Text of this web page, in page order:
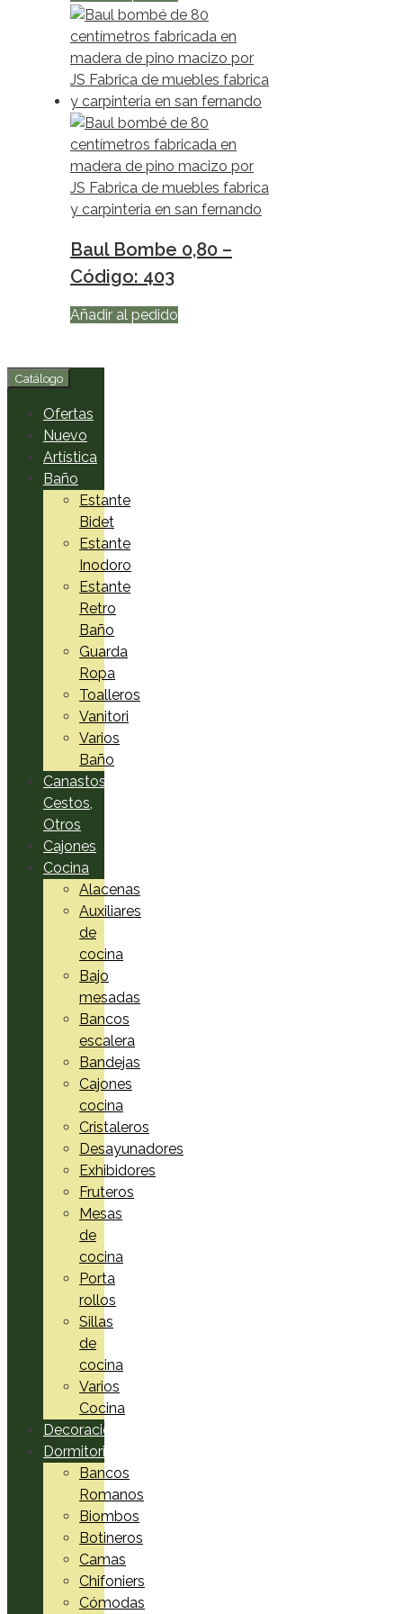
Baul Bombe 0,80 –
Código: 403
Añadir al pedido
Catálogo
Ofertas
Nuevo
Artística
Baño
Estante
Bidet
Estante
Inodoro
Estante
Retro
Baño
Guarda
Ropa
Toalleros
Vanitori
Varios
Baño
Canastos,
Cestos,
Otros
Cajones
Cocina
Alacenas
Auxiliares
de
cocina
Bajo
mesadas
Bancos
escalera
Bandejas
Cajones
cocina
Cristaleros
Desayunadores
Exhibidores
Fruteros
Mesas
de
cocina
Porta
rollos
Sillas
de
cocina
Varios
Cocina
Decoración
Dormitorio
Bancos
Romanos
Biombos
Botineros
Camas
Chifoniers
Cómodas